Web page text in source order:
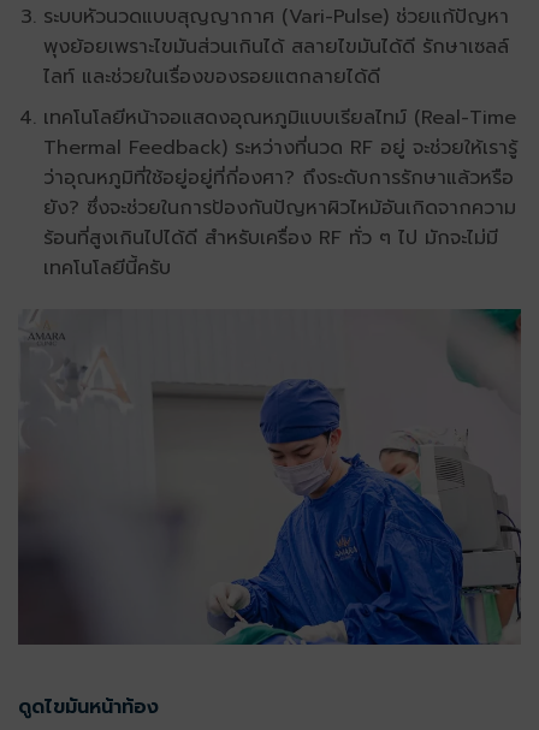
ระบบหัวนวดแบบสุญญากาศ (Vari-Pulse) ช่วยแก้ปัญหา
พุงย้อยเพราะไขมันส่วนเกินได้ สลายไขมันได้ดี รักษาเซลล์
ไลท์ และช่วยในเรื่องของรอยแตกลายได้ดี
เทคโนโลยีหน้าจอแสดงอุณหภูมิแบบเรียลไทม์ (Real-Time
Thermal Feedback) ระหว่างที่นวด RF อยู่ จะช่วยให้เรารู้
ว่าอุณหภูมิที่ใช้อยู่อยู่ที่กี่องศา? ถึงระดับการรักษาแล้วหรือ
ยัง? ซึ่งจะช่วยในการป้องกันปัญหาผิวไหม้อันเกิดจากความ
ร้อนที่สูงเกินไปได้ดี สำหรับเครื่อง RF ทั่ว ๆ ไป มักจะไม่มี
เทคโนโลยีนี้ครับ
ดูดไขมันหน้าท้อง